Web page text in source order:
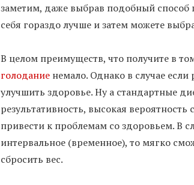
заметим, даже выбрав подобный способ
себя гораздо лучше и затем можете
В целом преимуществ, что получите в
голодание немало. Однако в случае
улучшить здоровье. Ну а стандартные
результативность, высокая
привести к проблемам со здоровьем. В
интервальное (временное), то мягко
сбросить вес.